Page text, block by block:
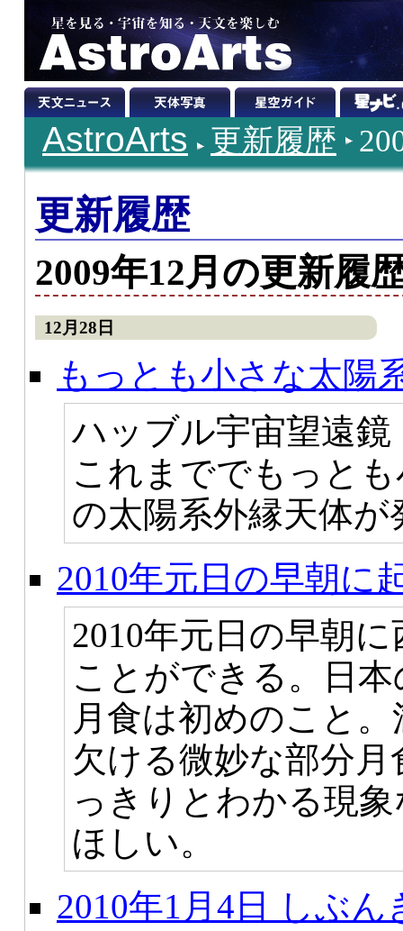
AstroArts 更新履歴
更新履歴
2009年12月の更新履
12月28日
もっとも小さな太陽
ハッブル宇宙望遠
これまででもっと
の太陽系外縁天体が
2010年元日の早朝に
2010年元日の早朝
ことができる。日
月食は初めのこと
欠ける微妙な部分
っきりとわかる現
ほしい。
2010年1月4日 しぶ